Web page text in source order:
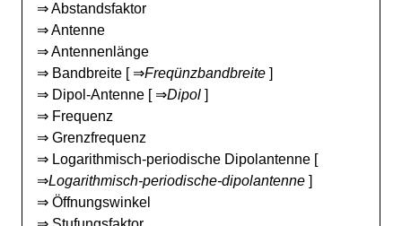
⇒Abstandsfaktor
⇒Antenne
⇒Antennenlänge
⇒ Bandbreite [ ⇒Freqünzbandbreite ]
⇒ Dipol-Antenne [ ⇒Dipol ]
⇒ Frequenz
⇒ Grenzfrequenz
⇒ Logarithmisch-periodische Dipolantenne [
⇒Logarithmisch-periodische-dipolantenne ]
⇒ Öffnungswinkel